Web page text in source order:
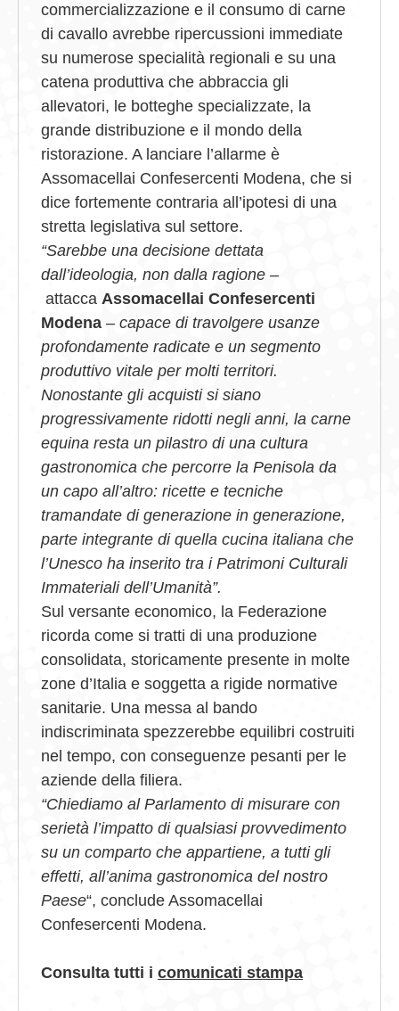
commercializzazione e il consumo di carne
di cavallo avrebbe ripercussioni immediate
su numerose specialità regionali e su una
catena produttiva che abbraccia gli
allevatori, le botteghe specializzate, la
grande distribuzione e il mondo della
ristorazione. A lanciare l’allarme è
Assomacellai Confesercenti Modena, che si
dice fortemente contraria all’ipotesi di una
stretta legislativa sul settore.
“Sarebbe una decisione dettata
dall’ideologia, non dalla ragione –
attacca Assomacellai Confesercenti
Modena – capace di travolgere usanze
profondamente radicate e un segmento
produttivo vitale per molti territori.
Nonostante gli acquisti si siano
progressivamente ridotti negli anni, la carne
equina resta un pilastro di una cultura
gastronomica che percorre la Penisola da
un capo all’altro: ricette e tecniche
tramandate di generazione in generazione,
parte integrante di quella cucina italiana che
l’Unesco ha inserito tra i Patrimoni Culturali
Immateriali dell’Umanità”.
Sul versante economico, la Federazione
ricorda come si tratti di una produzione
consolidata, storicamente presente in molte
zone d’Italia e soggetta a rigide normative
sanitarie. Una messa al bando
indiscriminata spezzerebbe equilibri costruiti
nel tempo, con conseguenze pesanti per le
aziende della filiera.
“Chiediamo al Parlamento di misurare con
serietà l’impatto di qualsiasi provvedimento
su un comparto che appartiene, a tutti gli
effetti, all’anima gastronomica del nostro
Paese“, conclude Assomacellai
Confesercenti Modena.
Consulta tutti i comunicati stampa